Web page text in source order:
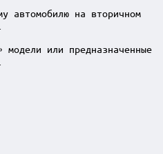
автомобилю на вторичном
или предназначенные